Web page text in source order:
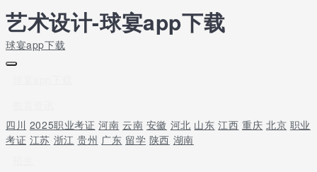
艺术设计-球宴app下载
球宴app下载
四川 2025职业考证 河南 云南 安徽 河北 山东 江西 重庆 北京 职业
考证 江苏 浙江 贵州 广东 留学 陕西 湖南